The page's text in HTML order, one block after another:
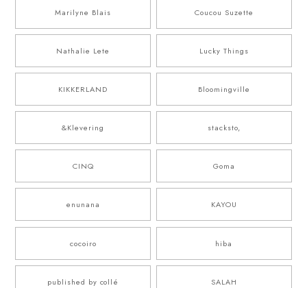
Marilyne Blais Coucou Suzette
Nathalie Lete Lucky Things
KIKKERLAND Bloomingville
&Klevering stacksto,
CINQ Goma
enunana KAYOU
cocoiro hiba
published by collé SALAH